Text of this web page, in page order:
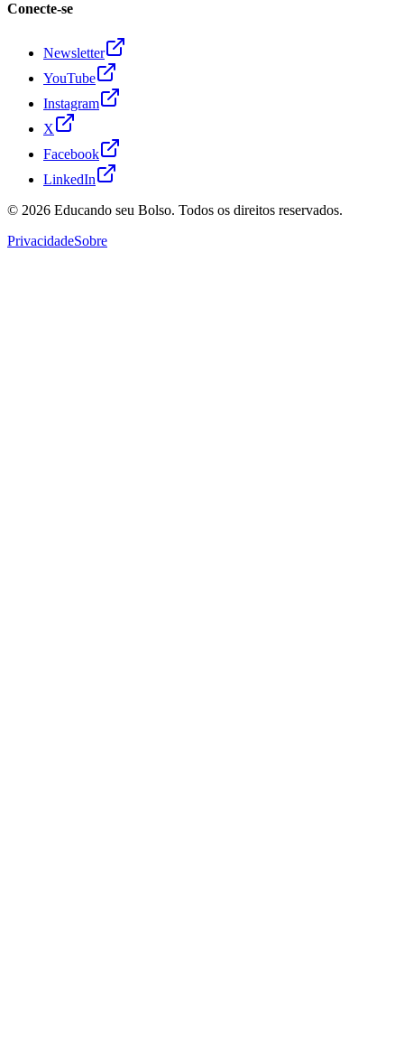
Conecte-se
Newsletter
YouTube
Instagram
X
Facebook
LinkedIn
© 2026 Educando seu Bolso. Todos os direitos reservados.
PrivacidadeSobre